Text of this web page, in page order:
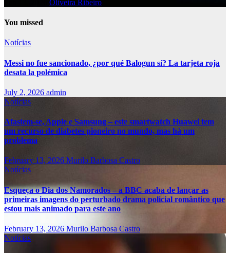
Oliveira Ribeiro
You missed
Notícias
Messi no fue sancionado, ¿por qué Balogun sí? La tarjeta roja
desata la polémica
July 2, 2026 admin
Notícias
Afastem-se, Apple e Samsung – este smartwatch Huawei tem
um recurso de diabetes pioneiro no mundo, mas há um
problema
February 13, 2026 Murilo Barbosa Castro
Notícias
Esqueça o Dia dos Namorados – a BBC acaba de lançar as
primeiras imagens do perturbado drama policial romântico que
estou mais animado para este ano
February 13, 2026 Murilo Barbosa Castro
Notícias